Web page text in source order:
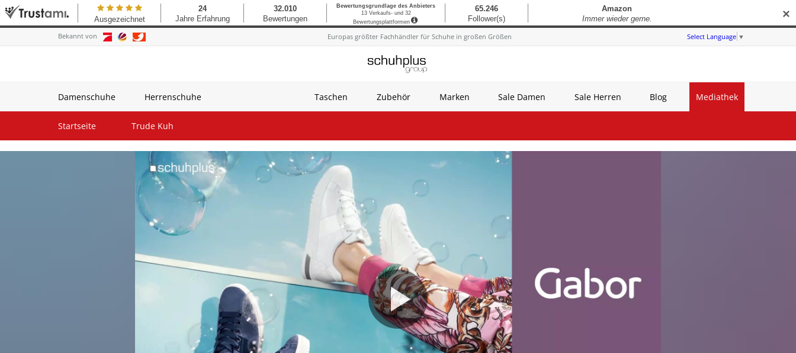
Bekannt von Europas größter Fachhändler für Schuhe in großen Größen Select Language ▼
Damenschuhe Herrenschuhe Taschen Zubehör Marken Sale Damen Sale Herren Blog Mediathek
Startseite Trude Kuh
Video
✕